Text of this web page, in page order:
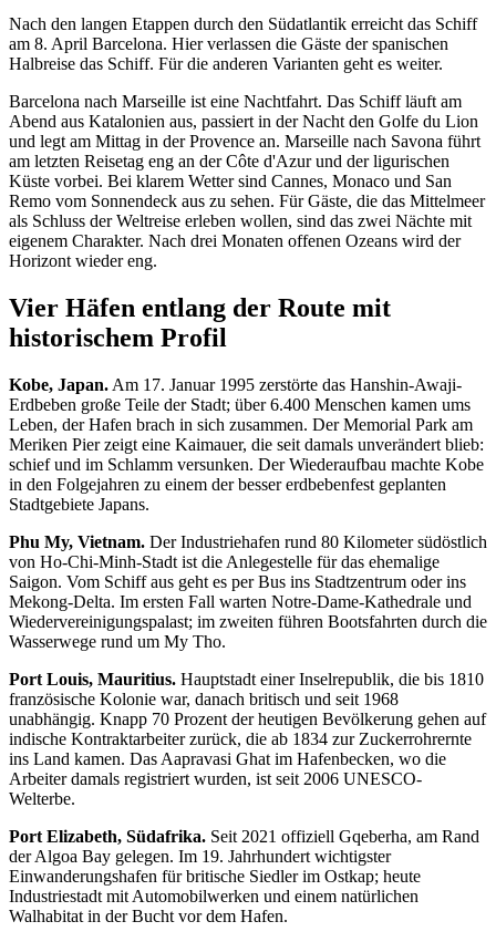
Nach den langen Etappen durch den Südatlantik erreicht das Schiff
am 8. April Barcelona. Hier verlassen die Gäste der spanischen
Halbreise das Schiff. Für die anderen Varianten geht es weiter.
Barcelona nach Marseille ist eine Nachtfahrt. Das Schiff läuft am
Abend aus Katalonien aus, passiert in der Nacht den Golfe du Lion
und legt am Mittag in der Provence an. Marseille nach Savona führt
am letzten Reisetag eng an der Côte d'Azur und der ligurischen
Küste vorbei. Bei klarem Wetter sind Cannes, Monaco und San
Remo vom Sonnendeck aus zu sehen. Für Gäste, die das Mittelmeer
als Schluss der Weltreise erleben wollen, sind das zwei Nächte mit
eigenem Charakter. Nach drei Monaten offenen Ozeans wird der
Horizont wieder eng.
Vier Häfen entlang der Route mit
historischem Profil
Kobe, Japan. Am 17. Januar 1995 zerstörte das Hanshin-Awaji-
Erdbeben große Teile der Stadt; über 6.400 Menschen kamen ums
Leben, der Hafen brach in sich zusammen. Der Memorial Park am
Meriken Pier zeigt eine Kaimauer, die seit damals unverändert blieb:
schief und im Schlamm versunken. Der Wiederaufbau machte Kobe
in den Folgejahren zu einem der besser erdbebenfest geplanten
Stadtgebiete Japans.
Phu My, Vietnam. Der Industriehafen rund 80 Kilometer südöstlich
von Ho-Chi-Minh-Stadt ist die Anlegestelle für das ehemalige
Saigon. Vom Schiff aus geht es per Bus ins Stadtzentrum oder ins
Mekong-Delta. Im ersten Fall warten Notre-Dame-Kathedrale und
Wiedervereinigungspalast; im zweiten führen Bootsfahrten durch die
Wasserwege rund um My Tho.
Port Louis, Mauritius. Hauptstadt einer Inselrepublik, die bis 1810
französische Kolonie war, danach britisch und seit 1968
unabhängig. Knapp 70 Prozent der heutigen Bevölkerung gehen auf
indische Kontraktarbeiter zurück, die ab 1834 zur Zuckerrohrernte
ins Land kamen. Das Aapravasi Ghat im Hafenbecken, wo die
Arbeiter damals registriert wurden, ist seit 2006 UNESCO-
Welterbe.
Port Elizabeth, Südafrika. Seit 2021 offiziell Gqeberha, am Rand
der Algoa Bay gelegen. Im 19. Jahrhundert wichtigster
Einwanderungshafen für britische Siedler im Ostkap; heute
Industriestadt mit Automobilwerken und einem natürlichen
Walhabitat in der Bucht vor dem Hafen.